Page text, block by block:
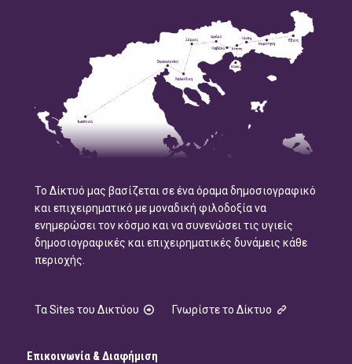
Το Δίκτυό μας βασίζεται σε ένα όραμα δημοσιογραφικό
και επιχειρηματικό με μοναδική φιλοδοξία να
ενημερώσει τον κόσμο και να συνενώσει τις υγιείς
δημοσιογραφικές και επιχειρηματικές δυνάμεις κάθε
περιοχής.
Τα Sites του Δικτύου Γνωρίστε το Δίκτυο
Επικοινωνία & Διαφήμιση